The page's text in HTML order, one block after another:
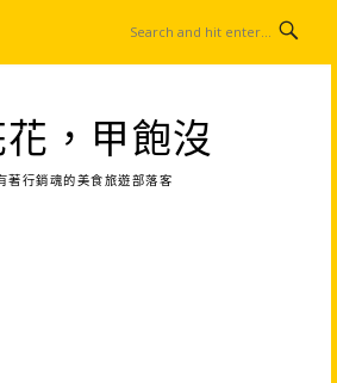
，甲飽沒
著行銷魂的美食旅遊部落客